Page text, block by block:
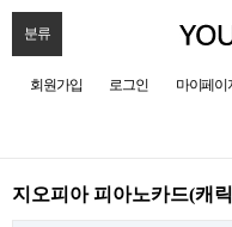
분류
회원가입 로그인 마이페이
지오피아 피아노카드(캐